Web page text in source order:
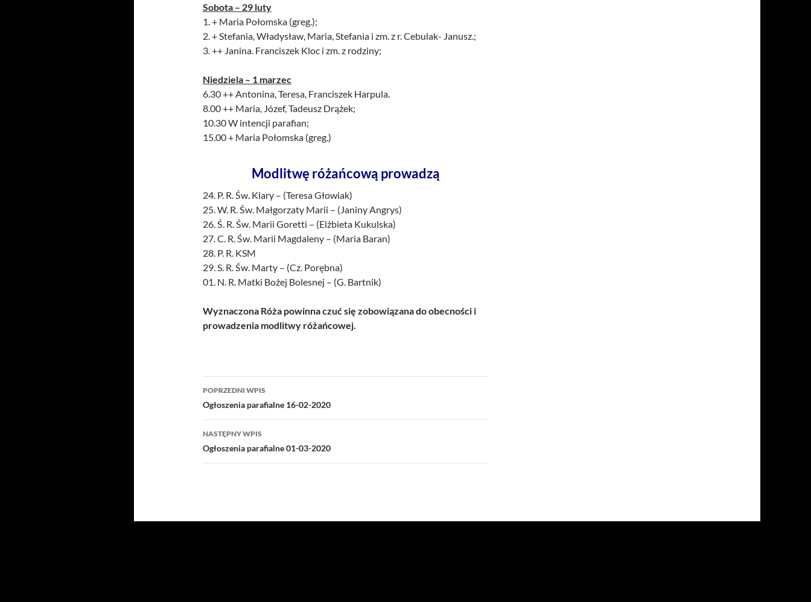
Sobota – 29 luty
1. + Maria Połomska (greg.);
2. + Stefania, Władysław, Maria, Stefania i zm. z r. Cebulak- Janusz.;
3. ++ Janina. Franciszek Kloc i zm. z rodziny;
Niedziela – 1 marzec
6.30 ++ Antonina, Teresa, Franciszek Harpula.
8.00 ++ Maria, Józef, Tadeusz Drążek;
10.30 W intencji parafian;
15.00 + Maria Połomska (greg.)
Modlitwę różańcową prowadzą
24. P. R. Św. Klary – (Teresa Głowiak)
25. W. R. Św. Małgorzaty Marii – (Janiny Angrys)
26. Ś. R. Św. Marii Goretti – (Elżbieta Kukulska)
27. C. R. Św. Marii Magdaleny – (Maria Baran)
28. P. R. KSM
29. S. R. Św. Marty – (Cz. Porębna)
01. N. R. Matki Bożej Bolesnej – (G. Bartnik)
Wyznaczona Róża powinna czuć się zobowiązana do obecności i
prowadzenia modlitwy różańcowej.
Nawigacja
wpisu
POPRZEDNI WPIS
Ogłoszenia parafialne 16-02-2020
NASTĘPNY WPIS
Ogłoszenia parafialne 01-03-2020